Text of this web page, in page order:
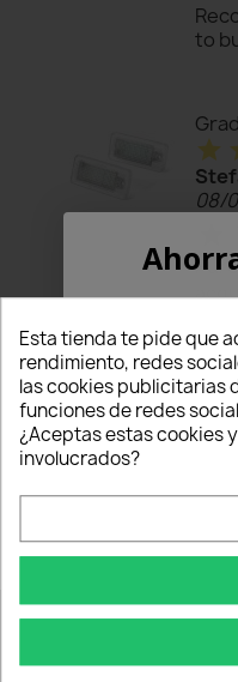
to
star
08/
di
NUESTRA EMPRESA
Esta tienda te pide que
rendimiento, redes
las cookies publicitarias
funciones de redes
¿Aceptas estas cookies
involucrados?
Introduce tu
para recibir
Nome